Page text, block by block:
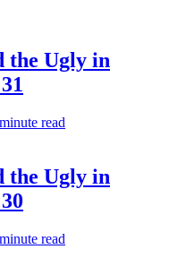
the Ugly in
read
the Ugly in
read